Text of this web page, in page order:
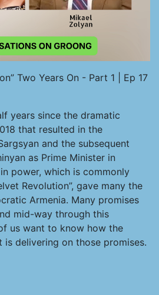
Two Years On - Part 1 | Ep 17
years since the dramatic
that resulted in the
and the subsequent
as Prime Minister in
power, which is commonly
Revolution”, gave many the
Armenia. Many promises
mid-way through this
us want to know how the
is delivering on those promises.